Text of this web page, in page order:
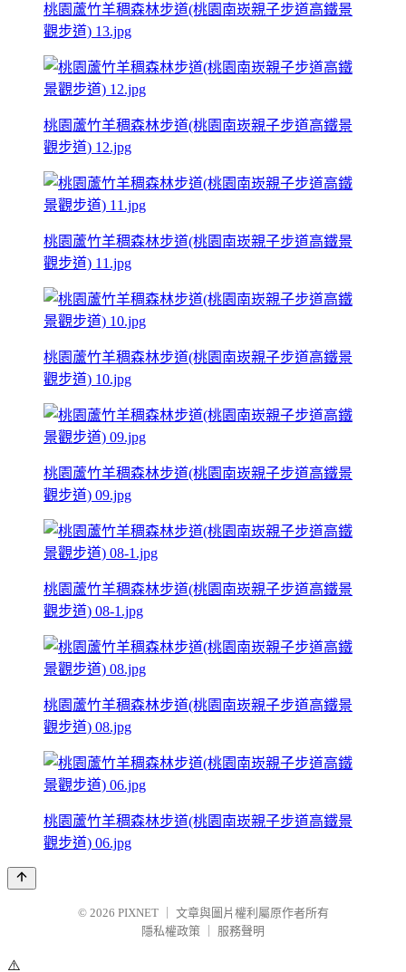
桃園蘆竹羊稠森林步道(桃園南崁親子步道高鐵景
觀步道) 13.jpg
桃園蘆竹羊稠森林步道(桃園南崁親子步道高鐵景
觀步道) 12.jpg
桃園蘆竹羊稠森林步道(桃園南崁親子步道高鐵景
觀步道) 11.jpg
桃園蘆竹羊稠森林步道(桃園南崁親子步道高鐵景
觀步道) 10.jpg
桃園蘆竹羊稠森林步道(桃園南崁親子步道高鐵景
觀步道) 09.jpg
桃園蘆竹羊稠森林步道(桃園南崁親子步道高鐵景
觀步道) 08-1.jpg
桃園蘆竹羊稠森林步道(桃園南崁親子步道高鐵景
觀步道) 08.jpg
桃園蘆竹羊稠森林步道(桃園南崁親子步道高鐵景
觀步道) 06.jpg
© 2026 PIXNET
文章與圖片權利屬原作者所有
隱私權政策
服務聲明
⚠️